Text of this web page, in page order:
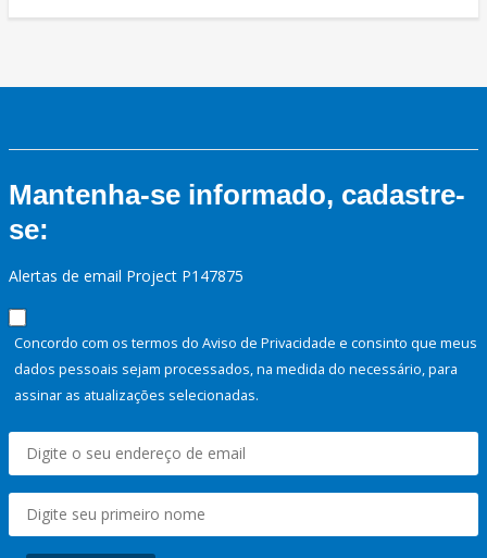
Mantenha-se informado, cadastre-
se:
Alertas de email Project P147875
Concordo com os termos do Aviso de Privacidade e consinto que meus
dados pessoais sejam processados, na medida do necessário, para
assinar as atualizações selecionadas.